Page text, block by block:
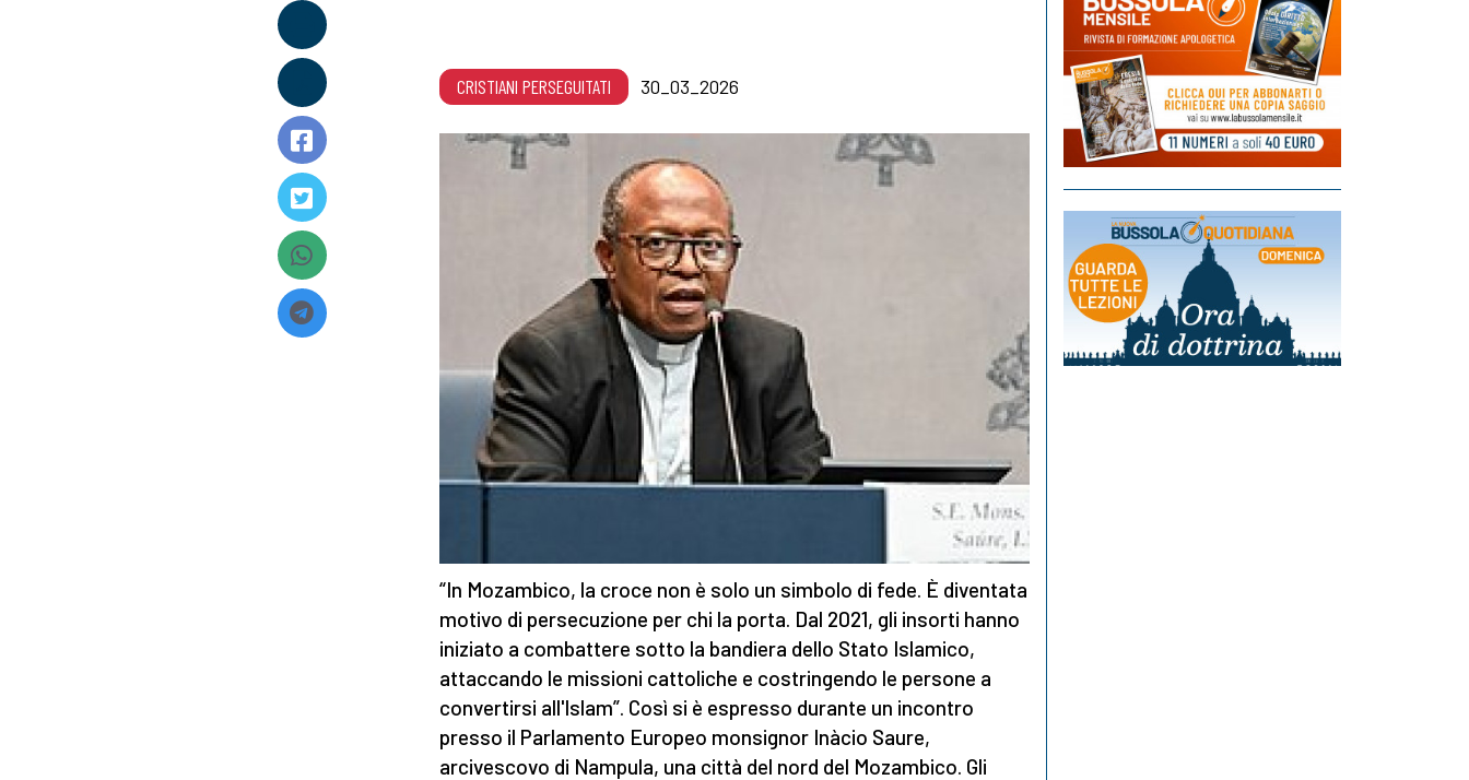
CRISTIANI PERSEGUITATI 30_03_2026
“In Mozambico, la croce non è solo un simbolo di fede. È diventata
motivo di persecuzione per chi la porta. Dal 2021, gli insorti hanno
iniziato a combattere sotto la bandiera dello Stato Islamico,
attaccando le missioni cattoliche e costringendo le persone a
convertirsi all'Islam”. Così si è espresso durante un incontro
presso il Parlamento Europeo monsignor Inàcio Saure,
arcivescovo di Nampula, una città del nord del Mozambico. Gli